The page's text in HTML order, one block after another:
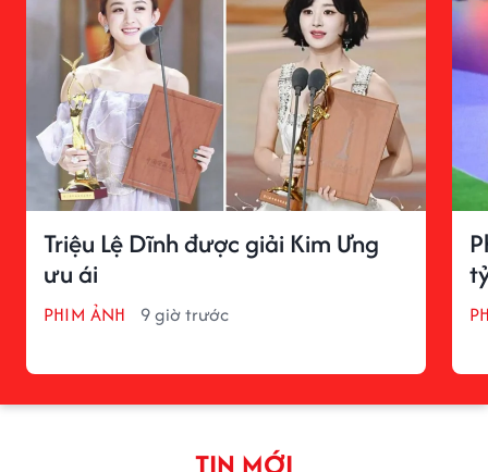
Triệu Lệ Dĩnh được giải Kim Ưng
ưu ái
PHIM ẢNH 9 giờ trước
TIN MỚI